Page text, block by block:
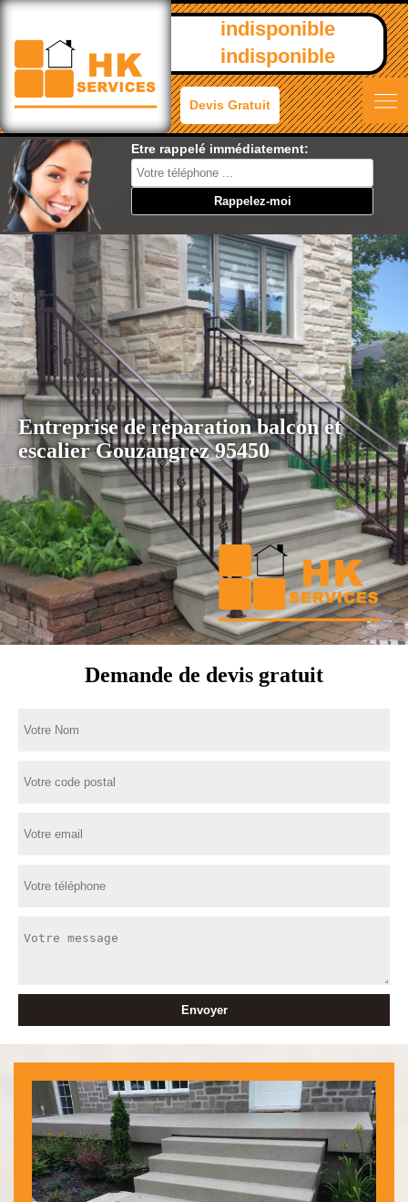
indisponible
indisponible
Devis Gratuit
Etre rappelé immédiatement:
Entreprise de réparation balcon et
escalier Gouzangrez 95450
Demande de devis gratuit